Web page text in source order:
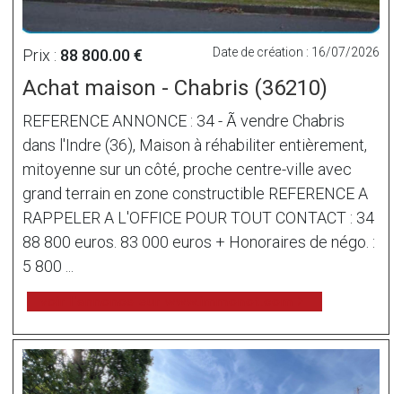
Prix : 88 800.00 € Date de création : 16/07/2026
Achat maison - Chabris (36210)
REFERENCE ANNONCE : 34 - Ã vendre Chabris
dans l'Indre (36), Maison à réhabiliter entièrement,
mitoyenne sur un côté, proche centre-ville avec
grand terrain en zone constructible REFERENCE A
RAPPELER A L'OFFICE POUR TOUT CONTACT : 34
88 800 euros. 83 000 euros + Honoraires de négo. :
5 800 ...